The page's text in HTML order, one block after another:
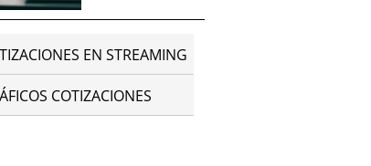
EN STREAMING
COTIZACIONES